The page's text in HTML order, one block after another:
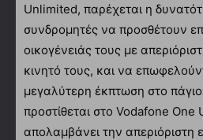
Unlimited, παρέχεται η
συνδρομητές να προσθέτουν
οικογένειάς τους με
κινητό τους, και να
μεγαλύτερη έκπτωση στο
προστίθεται στο Vodafone Οne
απολαμβάνει την απεριόριστη